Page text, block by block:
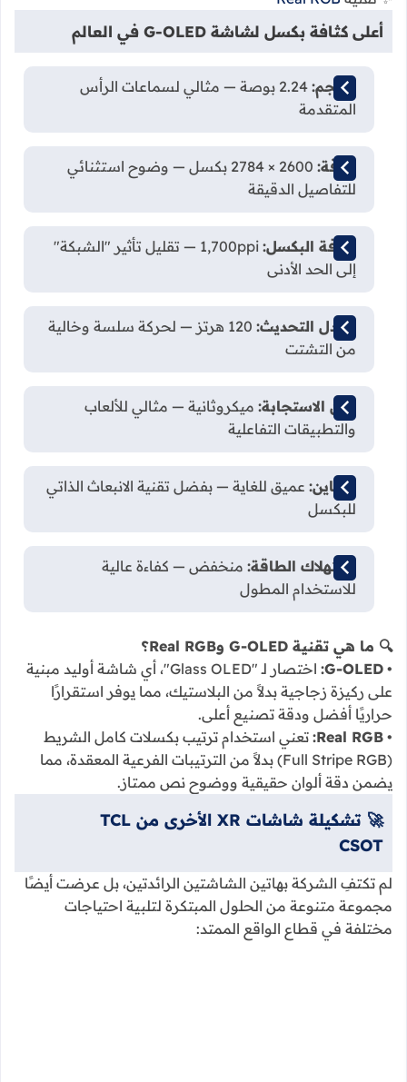
أعلى كثافة بكسل لشاشة G-OLED في العالم
الحجم:
2.24 بوصة — مثالي لسماعات الرأس
المتقدمة
الدقة:
2600 × 2784 بكسل — وضوح استثنائي
للتفاصيل الدقيقة
كثافة البكسل:
1,700ppi — تقليل تأثير "الشبكة"
إلى الحد الأدنى
معدل التحديث:
120 هرتز — لحركة سلسة وخالية
من التشتت
زمن الاستجابة: ميكروثانية — مثالي للألعاب
والتطبيقات التفاعلية
التباين: عميق للغاية — بفضل تقنية الانبعاث الذاتي
للبكسل
استهلاك الطاقة: منخفض — كفاءة عالية
للاستخدام المطول
🔍 ما هي تقنية G-OLED وReal RGB؟
•
G-OLED:
اختصار لـ "Glass OLED"، أي شاشة أوليد مبنية
على ركيزة زجاجية بدلاً من البلاستيك، مما يوفر استقرارًا
حراريًا أفضل ودقة تصنيع أعلى.
•
Real RGB: تعني استخدام ترتيب بكسلات كامل الشريط
(Full Stripe RGB) بدلاً من الترتيبات الفرعية المعقدة، مما
يضمن دقة ألوان حقيقية ووضوح نص ممتاز.
🚀 تشكيلة شاشات XR الأخرى من TCL
CSOT
لم تكتفِ الشركة بهاتين الشاشتين الرائدتين، بل عرضت أيضًا
مجموعة متنوعة من الحلول المبتكرة لتلبية احتياجات
مختلفة في قطاع الواقع الممتد: